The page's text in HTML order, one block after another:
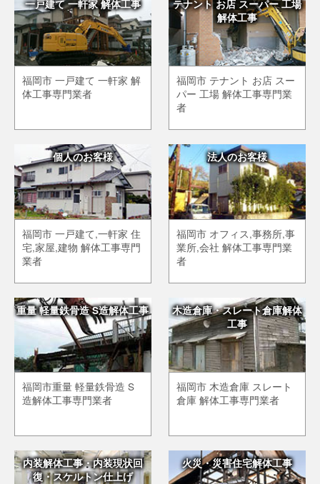
一戸建て 一軒家 解体工事
福岡市 一戸建て 一軒家 解
体工事専門業者
テナント お店 スーパー 工場
解体工事
福岡市 テナント お店 スー
パー 工場 解体工事専門業
者
個人のお客様
福岡市 一戸建て,一軒家 住
宅,家屋,建物 解体工事専門
業者
法人のお客様
福岡市 オフィス,事務所,事
業所,会社 解体工事専門業
者
重量 軽量鉄骨造 S造解体工事
福岡市重量 軽量鉄骨造 S
造解体工事専門業者
木造倉庫・スレート倉庫解体
工事
福岡市 木造倉庫 スレート
倉庫 解体工事専門業者
内装解体工事・内装現状回
復・スケルトン仕上げ
火災・災害住宅解体工事